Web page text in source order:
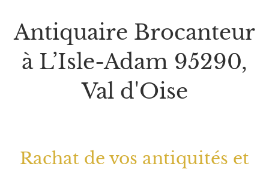
Antiquaire Brocanteur
à L’Isle-Adam 95290,
Val d'Oise
Rachat de vos antiquités et